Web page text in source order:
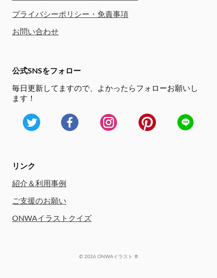
プライバシーポリシー・免責事項
お問い合わせ
公式SNSをフォロー
毎日更新してますので、
よかったらフォローお願いし
ます！
リンク
紹介＆利用事例
ご支援のお願い
ONWAイラストクイズ
© 2026 ONWAイラスト ®